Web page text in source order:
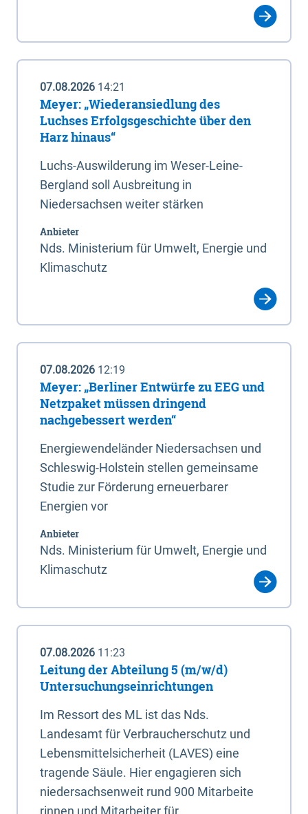
07.08.2026 14:21
Meyer: „Wiederansiedlung des
Luchses Erfolgsgeschichte über den
Harz hinaus“
Luchs-Auswilderung im Weser-Leine-
Bergland soll Ausbreitung in
Niedersachsen weiter stärken
Anbieter
Nds. Ministerium für Umwelt, Energie und
Klimaschutz
07.08.2026 12:19
Meyer: „Berliner Entwürfe zu EEG und
Netzpaket müssen dringend
nachgebessert werden“
Energiewendeländer Niedersachsen und
Schleswig-Holstein stellen gemeinsame
Studie zur Förderung erneuerbarer
Energien vor
Anbieter
Nds. Ministerium für Umwelt, Energie und
Klimaschutz
07.08.2026 11:23
Leitung der Abteilung 5 (m/w/d)
Untersuchungseinrichtungen
Im Ressort des ML ist das Nds.
Landesamt für Verbraucherschutz und
Lebensmittelsicherheit (LAVES) eine
tragende Säule. Hier engagieren sich
niedersachsenweit rund 900 Mitarbeite